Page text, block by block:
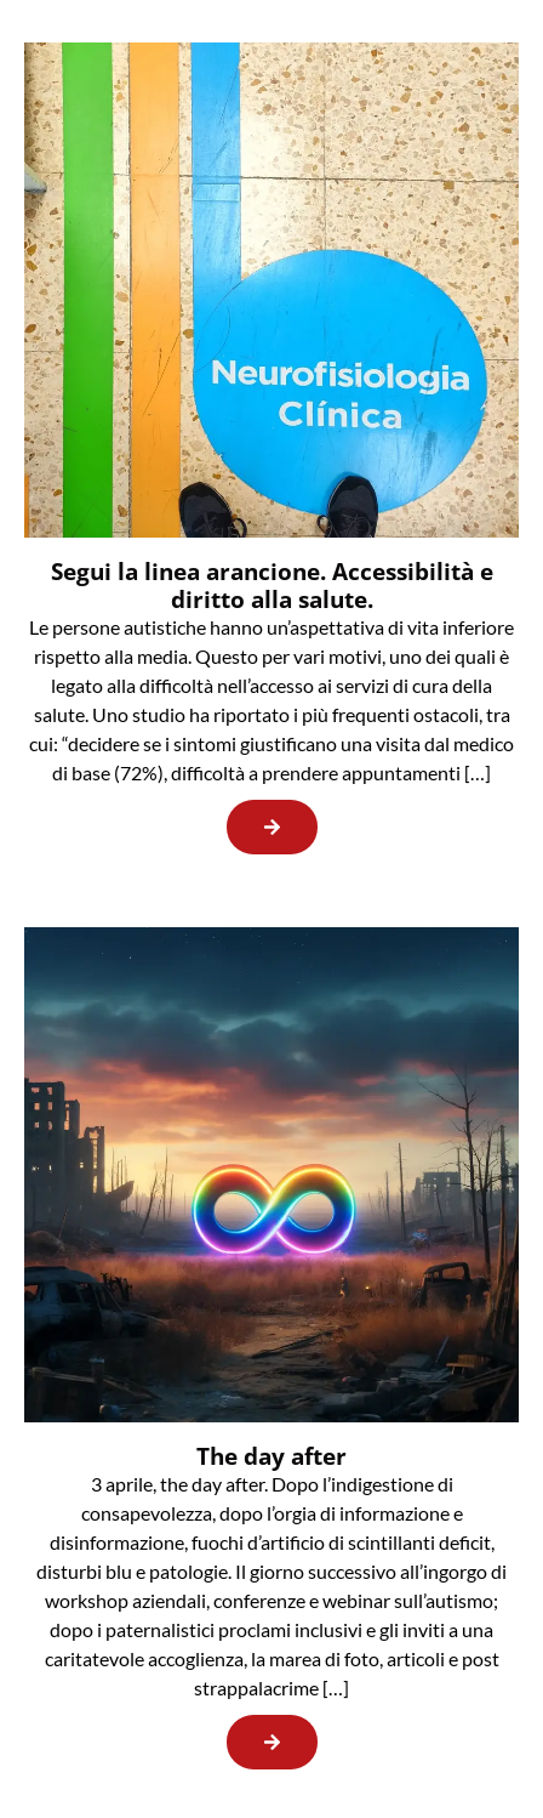
Segui la linea arancione. Accessibilità e
diritto alla salute.
Le persone autistiche hanno un’aspettativa di vita inferiore
rispetto alla media. Questo per vari motivi, uno dei quali è
legato alla difficoltà nell’accesso ai servizi di cura della
salute. Uno studio ha riportato i più frequenti ostacoli, tra
cui: “decidere se i sintomi giustificano una visita dal medico
di base (72%), difficoltà a prendere appuntamenti […]
The day after
3 aprile, the day after. Dopo l’indigestione di
consapevolezza, dopo l’orgia di informazione e
disinformazione, fuochi d’artificio di scintillanti deficit,
disturbi blu e patologie. Il giorno successivo all’ingorgo di
workshop aziendali, conferenze e webinar sull’autismo;
dopo i paternalistici proclami inclusivi e gli inviti a una
caritatevole accoglienza, la marea di foto, articoli e post
strappalacrime […]